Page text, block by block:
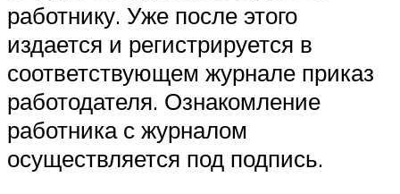
работнику. Уже после этого
издается и регистрируется в
соответствующем журнале приказ
работодателя. Ознакомление
работника с журналом
осуществляется под подпись.